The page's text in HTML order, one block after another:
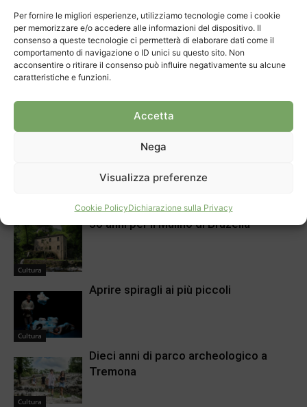
Per fornire le migliori esperienze, utilizziamo tecnologie come i cookie
per memorizzare e/o accedere alle informazioni del dispositivo. Il
consenso a queste tecnologie ci permetterà di elaborare dati come il
comportamento di navigazione o ID unici su questo sito. Non
acconsentire o ritirare il consenso può influire negativamente su alcune
caratteristiche e funzioni.
Accetta
Nega
Visualizza preferenze
Cookie PolicyDichiarazione sulla Privacy
Articolo precedente
Punto insperato per il Chiasso
Prossimo articolo
Il label Unesco sulle
DI PIÙ DELLO STESSO AUTORE
Cultura
30 anni per il Mulino di Bruzella
Cultura
Aprire spiragli ai più piccoli
Cultura
Dieci anni di parco archeologico a
Tremona